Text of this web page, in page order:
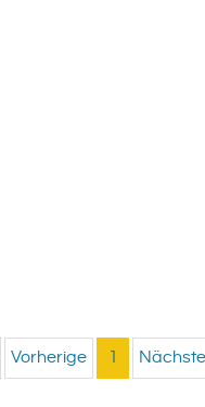
Vorherige 1 Nächste